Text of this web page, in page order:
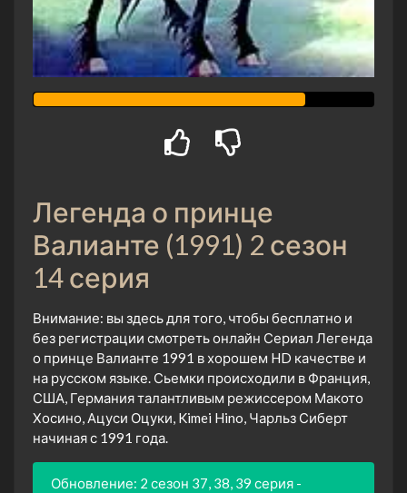
Легенда о принце
Валианте (1991) 2 сезон
14 серия
Внимание: вы здесь для того, чтобы бесплатно и
без регистрации смотреть онлайн Сериал Легенда
о принце Валианте 1991 в хорошем HD качестве и
на русском языке. Сьемки происходили в Франция,
США, Германия талантливым режиссером Макото
Хосино, Ацуси Оцуки, Kimei Hino, Чарльз Сиберт
начиная с 1991 года.
Обновление: 2 сезон 37, 38, 39 серия -